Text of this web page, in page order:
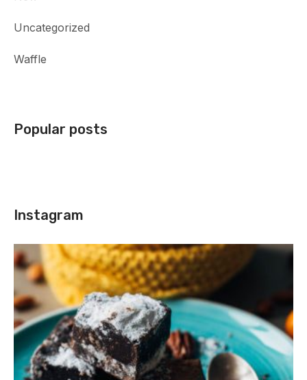
Uncategorized
Waffle
Popular posts
Instagram